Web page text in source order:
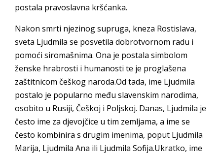
postala pravoslavna kršćanka.
Nakon smrti njezinog supruga, kneza Rostislava,
sveta Ljudmila se posvetila dobrotvornom radu i
pomoći siromašnima. Ona je postala simbolom
ženske hrabrosti i humanosti te je proglašena
zaštitnicom češkog naroda.Od tada, ime Ljudmila
postalo je popularno među slavenskim narodima,
osobito u Rusiji, Češkoj i Poljskoj. Danas, Ljudmila je
često ime za djevojčice u tim zemljama, a ime se
često kombinira s drugim imenima, poput Ljudmila
Marija, Ljudmila Ana ili Ljudmila Sofija.Ukratko, ime